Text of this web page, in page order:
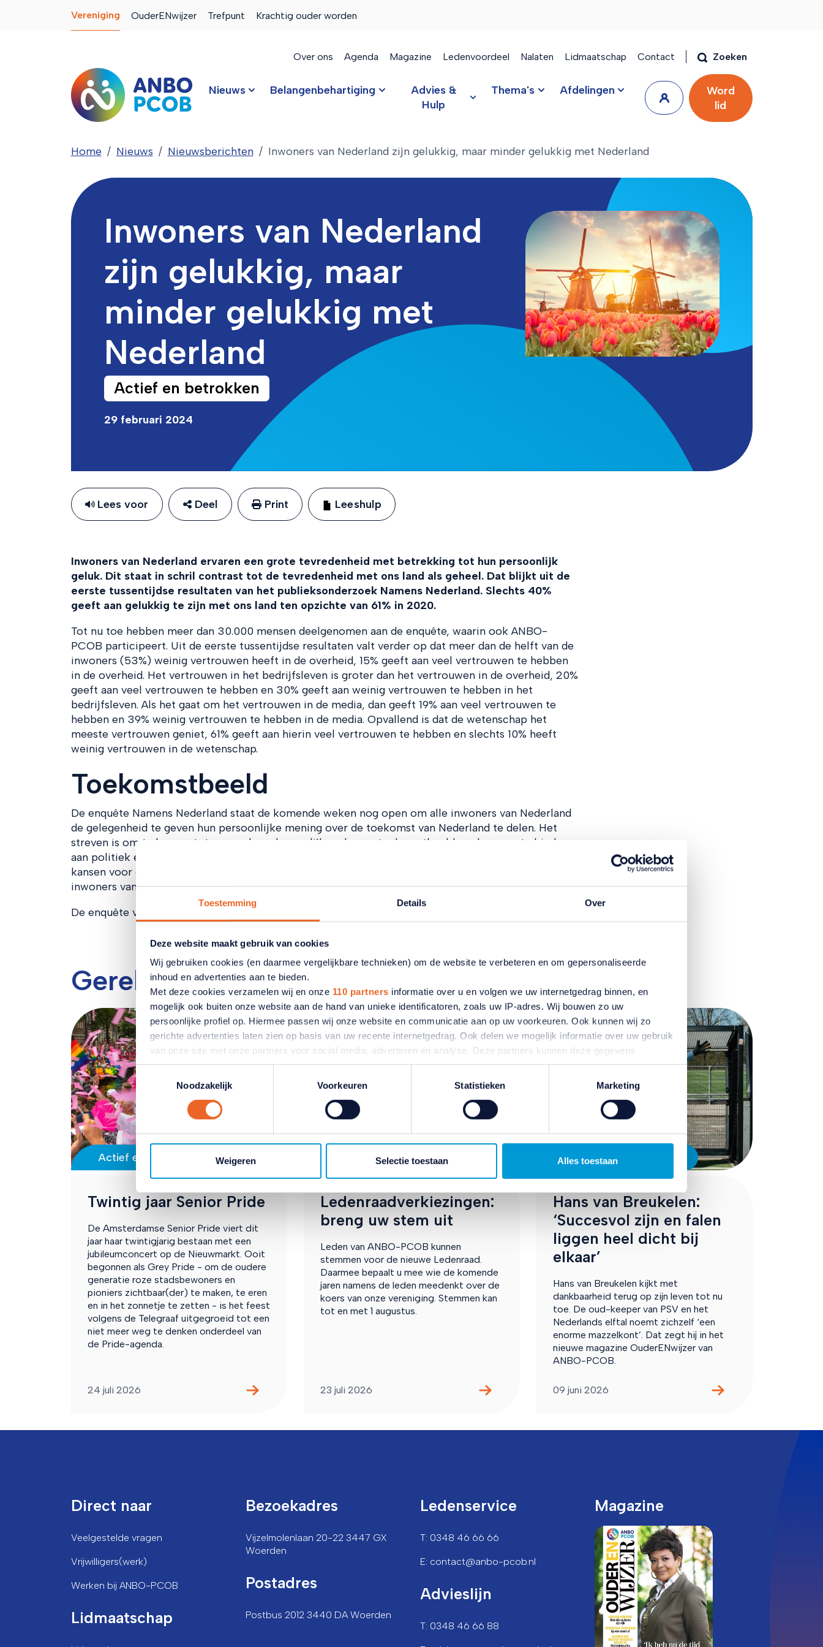
Toestemming Details Over
Deze website maakt gebruik van cookies
Wij gebruiken cookies (en daarmee vergelijkbare technieken) om de website te verbeteren en om gepersonaliseerde
inhoud en advertenties aan te bieden.
Met deze cookies verzamelen wij en onze 110 partners informatie over u en volgen we uw internetgedrag binnen, en
mogelijk ook buiten onze website aan de hand van unieke identificatoren, zoals uw IP-adres. Wij bouwen zo uw
persoonlijke profiel op. Hiermee passen wij onze website en communicatie aan op uw voorkeuren. Ook kunnen wij zo
gerichte advertenties laten zien op basis van uw recente internetgedrag. Ook delen we mogelijk informatie over uw gebruik
van onze site met onze partners voor social media, adverteren en analyse. Deze partners kunnen deze gegevens
combineren met andere informatie die u aan ze heeft verstrekt of die ze hebben verzameld op basis van uw gebruik van
hun services. Verandert u later van gedachten? U kunt uw voorkeuren aanpassen of uw toestemming intrekken door te
Lees hierover meer in ons
en cookiebeleid
Toestemmingsselectie
Noodzakelijk
Voorkeuren Statistieken Marketing
Weigeren Selectie toestaan Alles toestaan
Vereniging OuderENwijzer Trefpunt Krachtig ouder worden
Over ons Agenda Magazine Ledenvoordeel Nalaten Lidmaatschap Contact Zoeken
Nieuws Belangenbehartiging
Advies &
Hulp
Thema's Afdelingen
Word
lid
Home Nieuws Nieuwsberichten Inwoners van Nederland zijn gelukkig, maar minder gelukkig met Nederland
Inwoners van Nederland
zijn gelukkig, maar
minder gelukkig met
Nederland
Actief en betrokken
29 februari 2024
Lees voor Deel Print Leeshulp
Inwoners van Nederland ervaren een grote tevredenheid met betrekking tot hun persoonlijk
geluk. Dit staat in schril contrast tot de tevredenheid met ons land als geheel. Dat blijkt uit de
eerste tussentijdse resultaten van het publieksonderzoek Namens Nederland. Slechts 40%
geeft aan gelukkig te zijn met ons land ten opzichte van 61% in 2020.
Tot nu toe hebben meer dan 30.000 mensen deelgenomen aan de enquête, waarin ook ANBO-
PCOB participeert. Uit de eerste tussentijdse resultaten valt verder op dat meer dan de helft van de
inwoners (53%) weinig vertrouwen heeft in de overheid, 15% geeft aan veel vertrouwen te hebben
in de overheid. Het vertrouwen in het bedrijfsleven is groter dan het vertrouwen in de overheid, 20%
geeft aan veel vertrouwen te hebben en 30% geeft aan weinig vertrouwen te hebben in het
bedrijfsleven. Als het gaat om het vertrouwen in de media, dan geeft 19% aan veel vertrouwen te
hebben en 39% weinig vertrouwen te hebben in de media. Opvallend is dat de wetenschap het
meeste vertrouwen geniet, 61% geeft aan hierin veel vertrouwen te hebben en slechts 10% heeft
weinig vertrouwen in de wetenschap.
Toekomstbeeld
De enquête Namens Nederland staat de komende weken nog open om alle inwoners van Nederland
de gelegenheid te geven hun persoonlijke mening over de toekomst van Nederland te delen. Het
streven is om te komen tot een zo breed mogelijk gedragen toekomstbeeld en deze aan te bieden
aan politiek en beleidsmakers om zo te zorgen voor een gedeeld beeld van de uitdagingen en
kansen voor ons land. Tijdens eerdere edities in 2014 en 2020 hebben in totaal ruim 270.000
inwoners van Nederland hun mening gegeven.
De enquête van Namens Nederland is beschikbaar op
Gerelateerde artikelen
Actief en betrokken
Twintig jaar Senior Pride
De Amsterdamse Senior Pride viert dit
jaar haar twintigjarig bestaan met een
jubileumconcert op de Nieuwmarkt. Ooit
begonnen als Grey Pride - om de oudere
generatie roze stadsbewoners en
pioniers zichtbaar(der) te maken, te eren
en in het zonnetje te zetten - is het feest
volgens de Telegraaf uitgegroeid tot een
niet meer weg te denken onderdeel van
de Pride-agenda.
24 juli 2026
Actief en betrokken
Ledenraadverkiezingen:
breng uw stem uit
Leden van ANBO-PCOB kunnen
stemmen voor de nieuwe Ledenraad.
Daarmee bepaalt u mee wie de komende
jaren namens de leden meedenkt over de
koers van onze vereniging. Stemmen kan
tot en met 1 augustus.
23 juli 2026
Actief en betrokken
Hans van Breukelen:
‘Succesvol zijn en falen
liggen heel dicht bij
elkaar’
Hans van Breukelen kijkt met
dankbaarheid terug op zijn leven tot nu
toe. De oud-keeper van PSV en het
Nederlands elftal noemt zichzelf ‘een
enorme mazzelkont’. Dat zegt hij in het
nieuwe magazine OuderENwijzer van
ANBO-PCOB.
09 juni 2026
Direct naar
Veelgestelde vragen
Vrijwilligers(werk)
Werken bij ANBO-PCOB
Lidmaatschap
Bezoekadres
Vijzelmolenlaan 20-22 3447 GX
Woerden
Postadres
Postbus 2012 3440 DA Woerden
Ledenservice
T: 0348 46 66 66
E: contact@anbo-pcob.nl
Advieslijn
T: 0348 46 66 88
Magazine